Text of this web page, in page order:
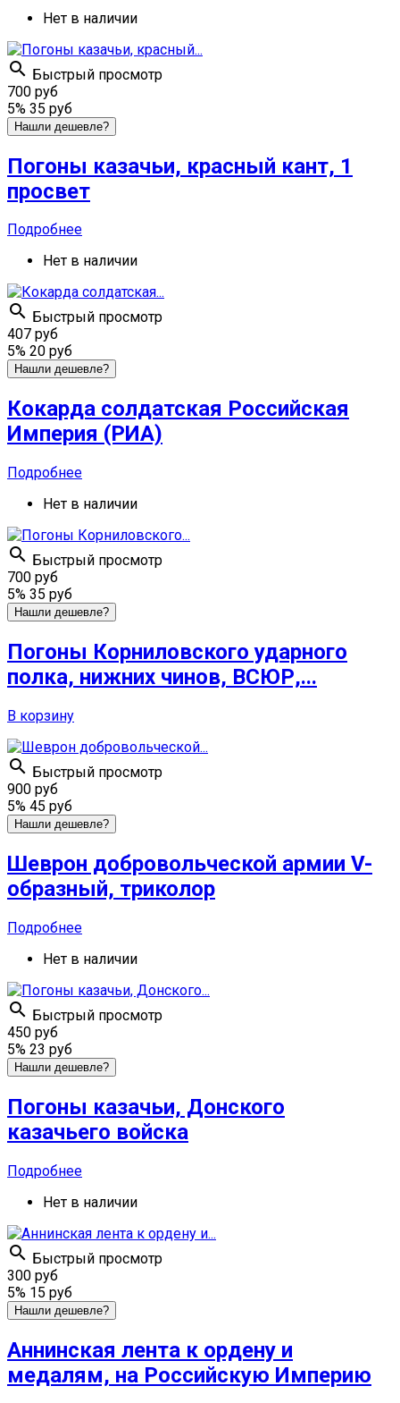
Нет в наличии
 Быстрый просмотр
700 руб
5% 35 руб
Нашли дешевле?
Погоны казачьи, красный кант, 1
просвет
Подробнее
Нет в наличии
 Быстрый просмотр
407 руб
5% 20 руб
Нашли дешевле?
Кокарда солдатская Российская
Империя (РИА)
Подробнее
Нет в наличии
 Быстрый просмотр
700 руб
5% 35 руб
Нашли дешевле?
Погоны Корниловского ударного
полка, нижних чинов, ВСЮР,...
В корзину
 Быстрый просмотр
900 руб
5% 45 руб
Нашли дешевле?
Шеврон добровольческой армии V-
образный, триколор
Подробнее
Нет в наличии
 Быстрый просмотр
450 руб
5% 23 руб
Нашли дешевле?
Погоны казачьи, Донского
казачьего войска
Подробнее
Нет в наличии
 Быстрый просмотр
300 руб
5% 15 руб
Нашли дешевле?
Аннинская лента к ордену и
медалям, на Российскую Империю